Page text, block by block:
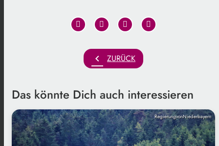
chevron_left ZURÜCK
Das könnte Dich auch interessieren
RegierungvonNiederbayern